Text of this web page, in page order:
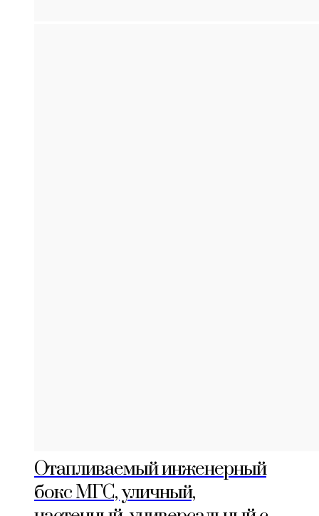
Отапливаемый инженерный
бокс МГС, уличный,